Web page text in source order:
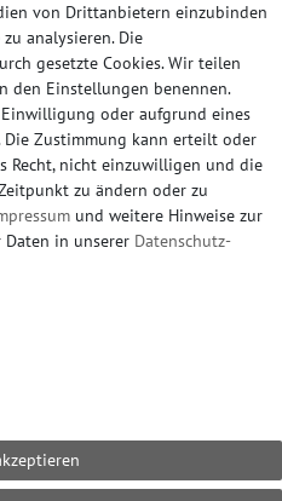
bestellen oder vorab ein
Musterbogen) kaufen.
Ausstellung, in Erkrath
alle Produkte ab Lager
16.00 Uhr
shop.de
von Drittanbietern einzubinden
analysieren. Die
gesetzte Cookies. Wir teilen
den Einstellungen benennen.
oder aufgrund eines
Zustimmung kann erteilt oder
Recht, nicht einzuwilligen und die
zu ändern oder zu
und weitere Hinweise zur
Daten in unserer Daten­schutz­